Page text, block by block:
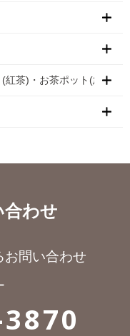
茶)・お茶ポット(急須)
合わせ
お問い合わせ